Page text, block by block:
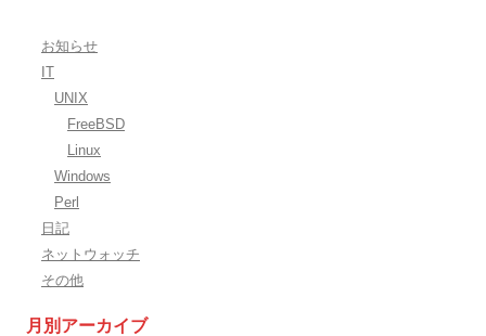
お知らせ
IT
UNIX
FreeBSD
Linux
Windows
Perl
日記
ネットウォッチ
その他
月別アーカイブ